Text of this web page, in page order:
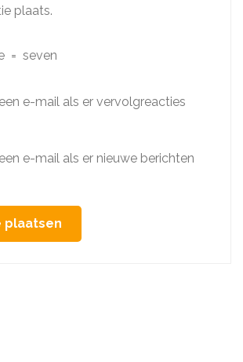
plaats.
= seven
e-mail als er vervolgreacties
e-mail als er nieuwe berichten